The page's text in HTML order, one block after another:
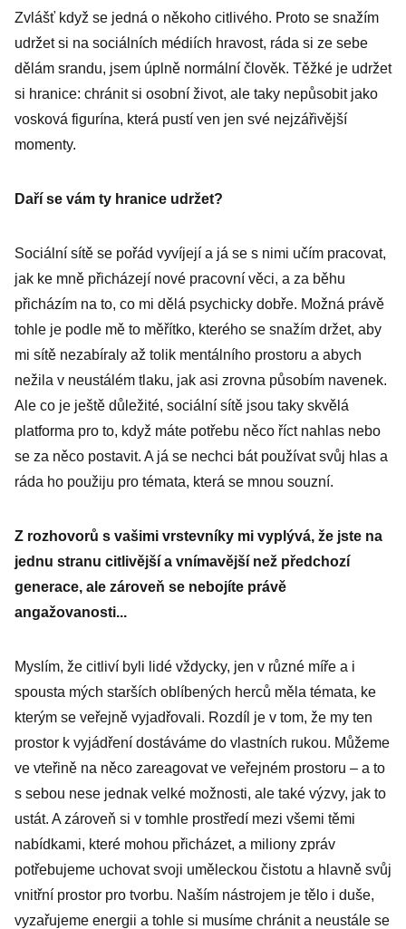
Zvlášť když se jedná o někoho citlivého. Proto se snažím
udržet si na sociálních médiích hravost, ráda si ze sebe
dělám srandu, jsem úplně normální člověk. Těžké je udržet
si hranice: chránit si osobní život, ale taky nepůsobit jako
vosková figurína, která pustí ven jen své nejzářivější
momenty.
Daří se vám ty hranice udržet?
Sociální sítě se pořád vyvíjejí a já se s nimi učím pracovat,
jak ke mně přicházejí nové pracovní věci, a za běhu
přicházím na to, co mi dělá psychicky dobře. Možná právě
tohle je podle mě to měřítko, kterého se snažím držet, aby
mi sítě nezabíraly až tolik mentálního prostoru a abych
nežila v neustálém tlaku, jak asi zrovna působím navenek.
Ale co je ještě důležité, sociální sítě jsou taky skvělá
platforma pro to, když máte potřebu něco říct nahlas nebo
se za něco postavit. A já se nechci bát používat svůj hlas a
ráda ho použiju pro témata, která se mnou souzní.
Z rozhovorů s vašimi vrstevníky mi vyplývá, že jste na
jednu stranu citlivější a vnímavější než předchozí
generace, ale zároveň se nebojíte právě
angažovanosti...
Myslím, že citliví byli lidé vždycky, jen v různé míře a i
spousta mých starších oblíbených herců měla témata, ke
kterým se veřejně vyjadřovali. Rozdíl je v tom, že my ten
prostor k vyjádření dostáváme do vlastních rukou. Můžeme
ve vteřině na něco zareagovat ve veřejném prostoru – a to
s sebou nese jednak velké možnosti, ale také výzvy, jak to
ustát. A zároveň si v tomhle prostředí mezi všemi těmi
nabídkami, které mohou přicházet, a miliony zpráv
potřebujeme uchovat svoji uměleckou čistotu a hlavně svůj
vnitřní prostor pro tvorbu. Naším nástrojem je tělo i duše,
vyzařujeme energii a tohle si musíme chránit a neustále se